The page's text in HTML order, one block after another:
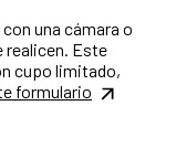
una cámara o
realicen. Este
cupo limitado,
formulario